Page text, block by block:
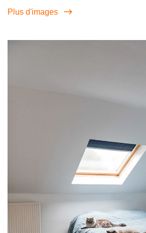
Plus d'images